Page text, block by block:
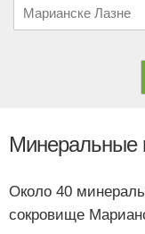
Минеральные
Около 40
сокровище